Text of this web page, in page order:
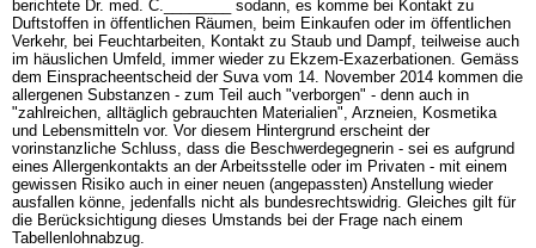
berichtete Dr. med. C.________ sodann, es komme bei Kontakt zu
Duftstoffen in öffentlichen Räumen, beim Einkaufen oder im öffentlichen
Verkehr, bei Feuchtarbeiten, Kontakt zu Staub und Dampf, teilweise auch
im häuslichen Umfeld, immer wieder zu Ekzem-Exazerbationen. Gemäss
dem Einspracheentscheid der Suva vom 14. November 2014 kommen die
allergenen Substanzen - zum Teil auch "verborgen" - denn auch in
"zahlreichen, alltäglich gebrauchten Materialien", Arzneien, Kosmetika
und Lebensmitteln vor. Vor diesem Hintergrund erscheint der
vorinstanzliche Schluss, dass die Beschwerdegegnerin - sei es aufgrund
eines Allergenkontakts an der Arbeitsstelle oder im Privaten - mit einem
gewissen Risiko auch in einer neuen (angepassten) Anstellung wieder
ausfallen könne, jedenfalls nicht als bundesrechtswidrig. Gleiches gilt für
die Berücksichtigung dieses Umstands bei der Frage nach einem
Tabellenlohnabzug.